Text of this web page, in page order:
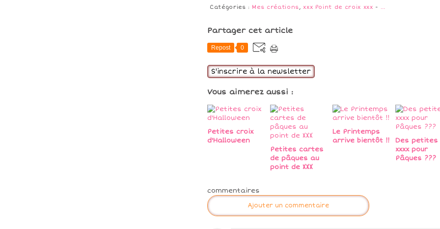
Catégories : Mes créations, xxx Point de croix xxx - …
Partager cet article
Repost 0
S'inscrire à la newsletter
Vous aimerez aussi :
Petites croix
d'Halloween
Petites cartes
de pâques au
point de XXX
Le Printemps
arrive bientôt !!
Des petites
xxxx pour
Pâques ???
commentaires
Ajouter un commentaire